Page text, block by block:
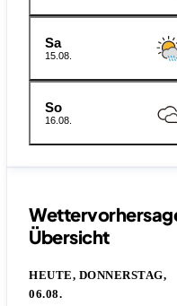
Sa
15.08.
So
16.08.
Übersicht
HEUTE, DONNERSTAG,
06.08.